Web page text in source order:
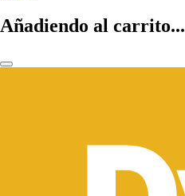
Añadiendo al carrito...